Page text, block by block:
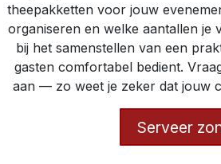
theepakketten voor jouw
organiseren en welke aantallen je
bij het samenstellen van een
gasten comfortabel bedient.
aan — zo weet je zeker dat jouw
Serveer